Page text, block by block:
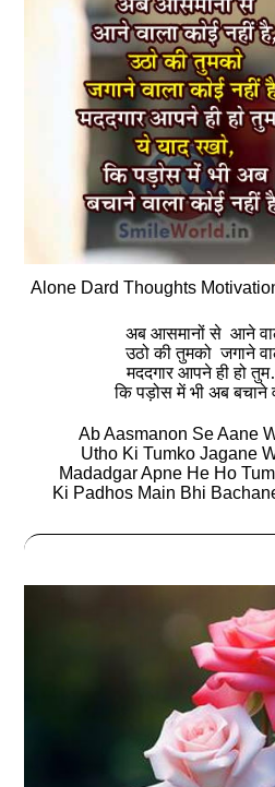
Alone Dard Thoughts
अब आसमानों से आने
उठो की तुमको जगाने
मददगार आपने ही हो
कि पड़ोस में भी अब बचाने
Ab Aasmanon Se Aane
Utho Ki Tumko Jagane
Madadgar Apne He Ho
Ki Padhos Main Bhi